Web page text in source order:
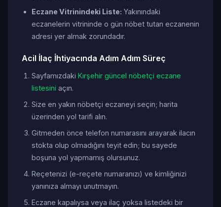
Eczane Vitrinindeki Liste: Yakınındaki
eczanelerin vitrininde o gün nöbet tutan eczanenin
adresi yer almak zorundadır.
Acil İlaç İhtiyacında Adım Adım Süreç
Sayfamızdaki Kırşehir güncel nöbetçi eczane
listesini açın.
Size en yakın nöbetçi eczaneyi seçin; harita
üzerinden yol tarifi alın.
Gitmeden önce telefon numarasını arayarak ilacın
stokta olup olmadığını teyit edin; bu sayede
boşuna yol yapmamış olursunuz.
Reçetenizi (e-reçete numaranızı) ve kimliğinizi
yanınıza almayı unutmayın.
Eczane kapalıysa veya ilaç yoksa listedeki bir